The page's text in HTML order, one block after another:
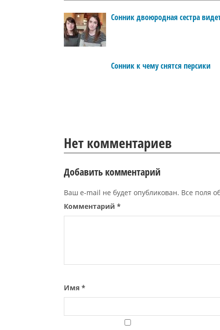
Сонник двоюродная сестра
Сонник к чему снятся персики
Нет комментариев
Добавить комментарий
Ваш e-mail не будет опубликован. Все поля
Комментарий *
Имя *